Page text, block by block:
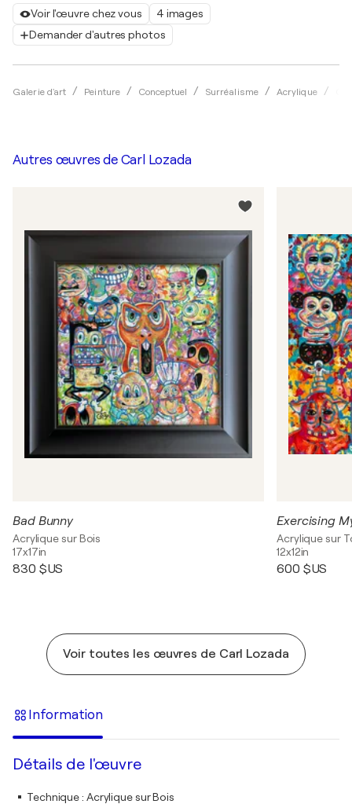
Voir l'œuvre chez vous
4 images
Demander d'autres photos
Galerie d'art Peinture Conceptuel Surréalisme Acrylique
Autres œuvres de Carl Lozada
Bad Bunny
Acrylique sur Bois
17x17in
830 $US
Exercising
Acrylique sur
12x12in
600 $US
Voir toutes les œuvres de Carl Lozada
Information
Détails de l'œuvre
Technique: Acrylique sur Bois